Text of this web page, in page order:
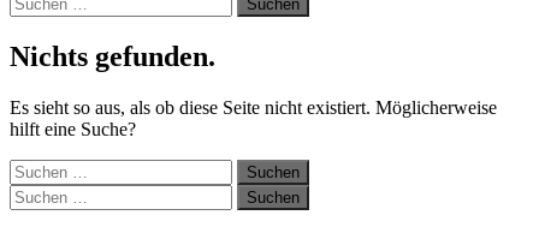
nach:
Nichts gefunden.
Es sieht so aus, als ob diese Seite nicht existiert. Möglicherweise
hilft eine Suche?
Suchen
nach:
Suchen
nach: